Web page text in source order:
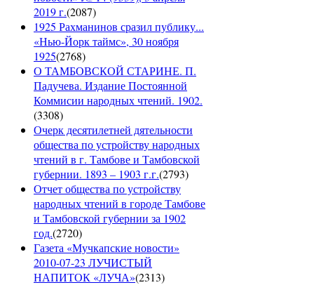
2019 г.(2087)
1925 Рахманинов сразил публику...
«Нью-Йорк таймс», 30 ноября
1925(2768)
О ТАМБОВСКОЙ СТАРИНЕ. П.
Падучева. Издание Постоянной
Коммисии народных чтений. 1902.
(3308)
Очерк десятилетней дятельности
общества по устройству народных
чтений в г. Тамбове и Тамбовской
губернии. 1893 – 1903 г.г.(2793)
Отчет общества по устройству
народных чтений в городе Тамбове
и Тамбовской губернии за 1902
год.(2720)
Газета «Мучкапские новости»
2010-07-23 ЛУЧИСТЫЙ
НАПИТОК «ЛУЧА»(2313)